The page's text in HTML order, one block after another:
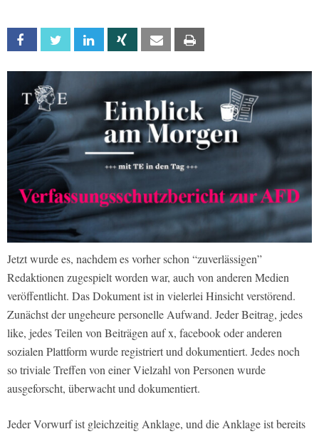
Facebook Twitter Linkedin Xing Email
Jetzt wurde es, nachdem es vorher schon “zuverlässigen”
Redaktionen zugespielt worden war, auch von anderen Medien
veröffentlicht. Das Dokument ist in vielerlei Hinsicht verstörend.
Zunächst der ungeheure personelle Aufwand. Jeder Beitrag, jedes
like, jedes Teilen von Beiträgen auf x, facebook oder anderen
sozialen Plattform wurde registriert und dokumentiert. Jedes noch
so triviale Treffen von einer Vielzahl von Personen wurde
ausgeforscht, überwacht und dokumentiert.
Jeder Vorwurf ist gleichzeitig Anklage, und die Anklage ist bereits